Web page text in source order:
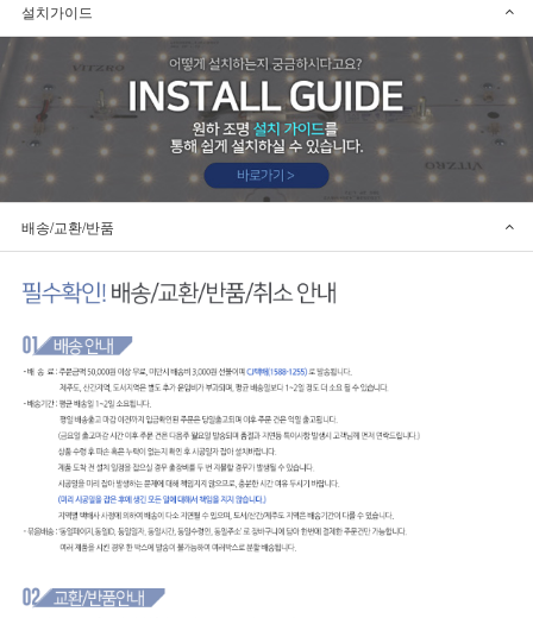
설치가이드
배송/교환/반품